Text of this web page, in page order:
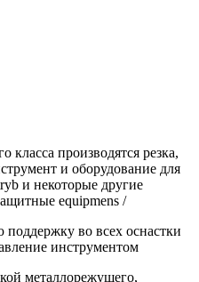
производятся резка,
и оборудование для
и некоторые другие
equipmens /
во всех оснастки
инструментом
металлорежущего,